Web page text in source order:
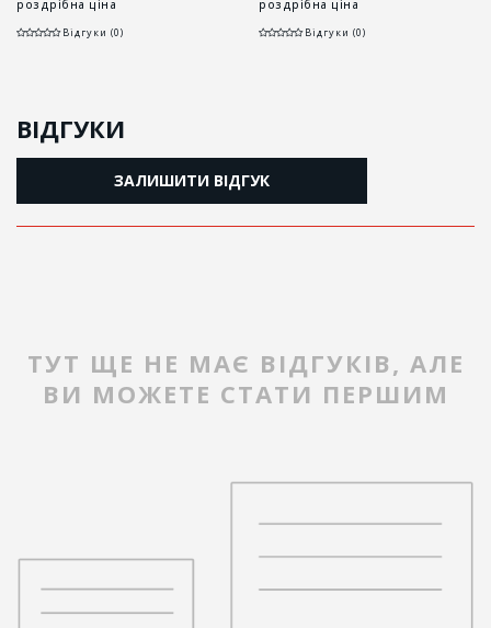
роздрібна ціна
Відгуки (0)
роздрібна ціна
Відгуки (0)
ВІДГУКИ
ЗАЛИШИТИ ВІДГУК
ТУТ ЩЕ НЕ МАЄ ВІДГУКІВ, АЛЕ
ВИ МОЖЕТЕ СТАТИ ПЕРШИМ